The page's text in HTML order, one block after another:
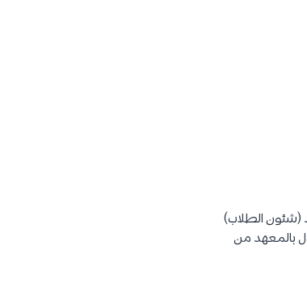
(شئون الطلاب)
بالمعهد من